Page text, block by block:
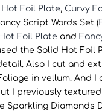
Hot Foil Plate, Curvy
Script Words Set (
Foil Plate and
the Solid Hot Foil
Also I cut and
in vellum. And I
I previously
Sparkling Diamonds